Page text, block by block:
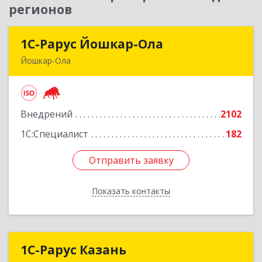
регионов
1С-Рарус Йошкар-Ола
Йошкар-Ола
Внедрений
2102
1С:Специалист
182
Отправить заявку
Показать контакты
1С-Рарус Йошкар-Ола
Подробнее
Отправить заявку
Назад
1С-Рарус Казань